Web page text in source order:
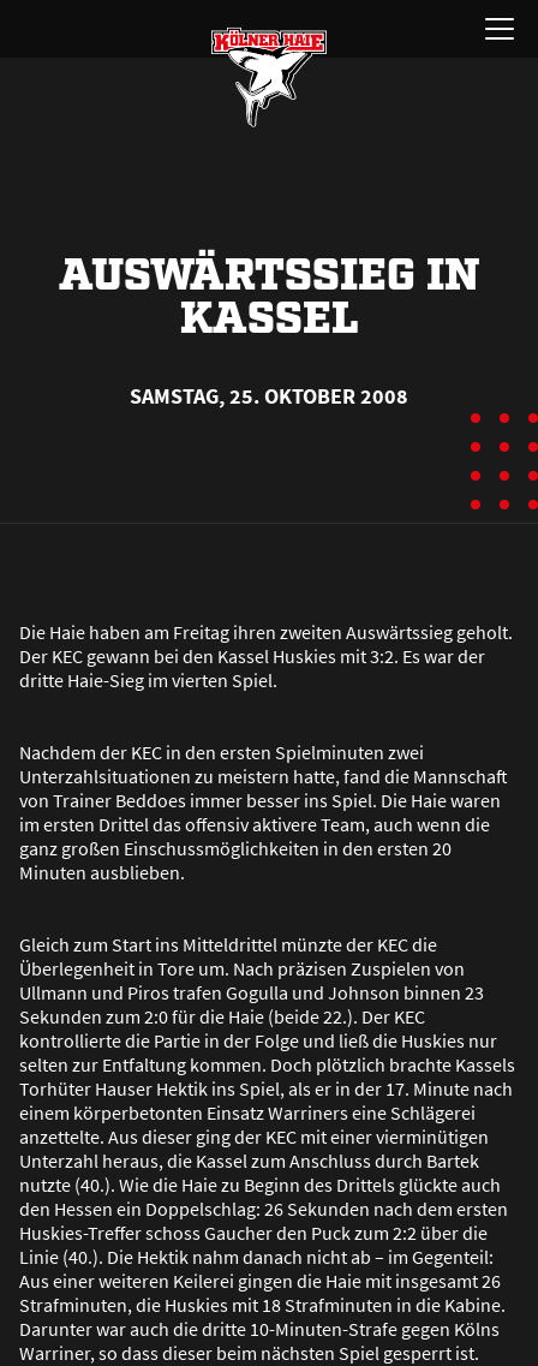
Menü
öffnen
AUSWÄRTSSIEG IN
KASSEL
SAMSTAG, 25. OKTOBER 2008
Die Haie haben am Freitag ihren zweiten Auswärtssieg geholt.
Der KEC gewann bei den Kassel Huskies mit 3:2. Es war der
dritte Haie-Sieg im vierten Spiel.
Nachdem der KEC in den ersten Spielminuten zwei
Unterzahlsituationen zu meistern hatte, fand die Mannschaft
von Trainer Beddoes immer besser ins Spiel. Die Haie waren
im ersten Drittel das offensiv aktivere Team, auch wenn die
ganz großen Einschussmöglichkeiten in den ersten 20
Minuten ausblieben.
Gleich zum Start ins Mitteldrittel münzte der KEC die
Überlegenheit in Tore um. Nach präzisen Zuspielen von
Ullmann und Piros trafen Gogulla und Johnson binnen 23
Sekunden zum 2:0 für die Haie (beide 22.). Der KEC
kontrollierte die Partie in der Folge und ließdie Huskies nur
selten zur Entfaltung kommen. Doch plötzlich brachte Kassels
Torhüter Hauser Hektik ins Spiel, als er in der 17. Minute nach
einem körperbetonten Einsatz Warriners eine Schlägerei
anzettelte. Aus dieser ging der KEC mit einer vierminütigen
Unterzahl heraus, die Kassel zum Anschluss durch Bartek
nutzte (40.). Wie die Haie zu Beginn des Drittels glückte auch
den Hessen ein Doppelschlag: 26 Sekunden nach dem ersten
Huskies-Treffer schoss Gaucher den Puck zum 2:2 über die
Linie (40.). Die Hektik nahm danach nicht ab – im Gegenteil:
Aus einer weiteren Keilerei gingen die Haie mit insgesamt 26
Strafminuten, die Huskies mit 18 Strafminuten in die Kabine.
Darunter war auch die dritte 10-Minuten-Strafe gegen Kölns
Warriner, so dass dieser beim nächsten Spiel gesperrt ist.